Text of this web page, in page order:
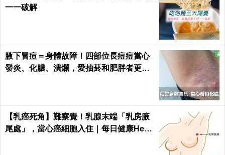
一一破解
腋下冒痘＝身體故障！四部位長痘痘當心
發炎、化膿、潰爛，愛抽菸和肥胖者更要
【乳癌死角】難察覺！乳腺末端「乳房腋
尾處」，當心癌細胞入住｜每日健康Healt